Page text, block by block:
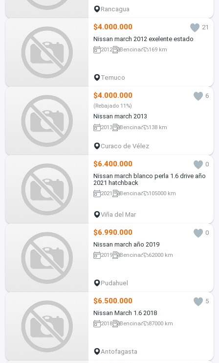
Rancagua
$4.000.000
21
Nissan march 2012 exelente estado
2012 Bencina 169 km
Temuco
$4.000.000 6
(Rebajado 11%)
Nissan march 2013
2013 Bencina 138 km
Curaco de Vélez
$6.400.000
0
Nissan march blanco perla 1.6 drive año
2021 hatchback
2021 Bencina 105000 km
Viña del Mar
$6.990.000
0
Nissan march año 2019
2019 Bencina 62000 km
Pudahuel
$6.500.000
5
Nissan March 1.6 2018
2018 Bencina 87000 km
Antofagasta